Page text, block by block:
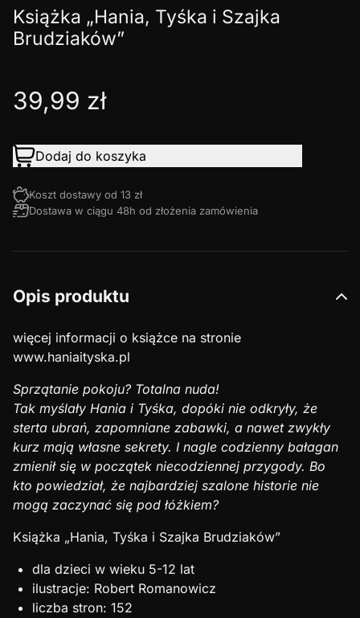
Książka „Hania, Tyśka i Szajka
Brudziaków”
39,99 zł
Dodaj do koszyka
Koszt dostawy od 13 zł
Dostawa w ciągu 48h od złożenia zamówienia
Opis produktu
więcej informacji o książce na stronie
www.haniaityska.pl
Sprzątanie pokoju? Totalna nuda!
Tak myślały Hania i Tyśka, dopóki nie odkryły, że
sterta ubrań, zapomniane zabawki, a nawet zwykły
kurz mają własne sekrety. I nagle codzienny bałagan
zmienił się w początek niecodziennej przygody. Bo
kto powiedział, że najbardziej szalone historie nie
mogą zaczynać się pod łóżkiem?
Książka „Hania, Tyśka i Szajka Brudziaków”
dla dzieci w wieku 5-12 lat
ilustracje: Robert Romanowicz
liczba stron: 152